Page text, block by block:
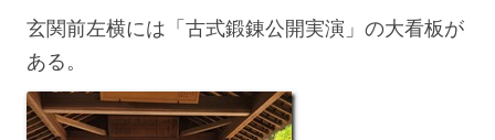
玄関前左横には「古式鍛錬公開実演」の大看板が
ある。